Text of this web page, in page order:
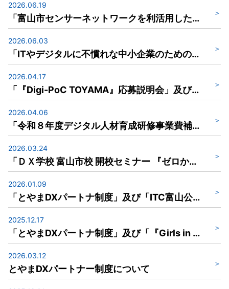
2026.06.19
「富山市センサーネットワークを利活用した実証実験の公募開始について」及び「SketchLab（スケッチラボ）『システムデザイン講座』の参加者募集について」及び「令和８年度中高年世代活躍応援プロジェクト」のご案内 【ニュースレター（令和８年６月19日発行）】
2026.06.03
「ITやデジタルに不慣れな中小企業のための『サイバー攻撃対策セミナー』」及び「令和８年度能力開発セミナー６月コース」のご案内 【ニュースレター（令和８年６月３日発行）】
2026.04.17
「『Digi-PoC TOYAMA』応募説明会」及び「デジタル相談ラウンジ」のご案内 【ニュースレター（令和８年４月17日発行）】
2026.04.06
「令和８年度デジタル人材育成研修事業費補助金」のご案内 【ニュースレター（令和８年４月６日発行）】
2026.03.24
「ＤＸ学校 富山市校 開校セミナー 『ゼロから始めるＤＸ入門セミナー』」及び「令和８年度能力開発セミナー」のご案内 【ニュースレター（令和８年３月24日発行）】
2026.01.09
「とやまDXパートナ制度」及び「ITC富山公開セミナー デジタル経営カンファレンスinTOYAMA」のご案内 【ニュースレター（令和８年１月９日発行）】
2025.12.17
「とやまDXパートナ制度」及び「『Girls in Control 2026 Spring』女の子のためのプログラミング教室」のご案内 【ニュースレター（令和７年12月１7日発行）】
2026.03.12
とやまDXパートナー制度について